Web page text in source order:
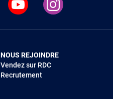
NOUS REJOINDRE
Vendez sur RDC
Recrutement